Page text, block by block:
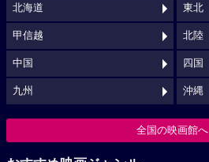
北海道 東北
甲信越 北陸
中国 四国
九州 沖縄
全国の映画館へ